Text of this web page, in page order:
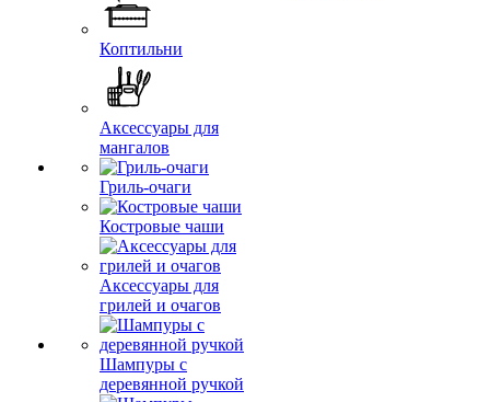
Коптильни
Аксессуары для
мангалов
Гриль-очаги
Костровые чаши
Аксессуары для
грилей и очагов
Шампуры с
деревянной ручкой